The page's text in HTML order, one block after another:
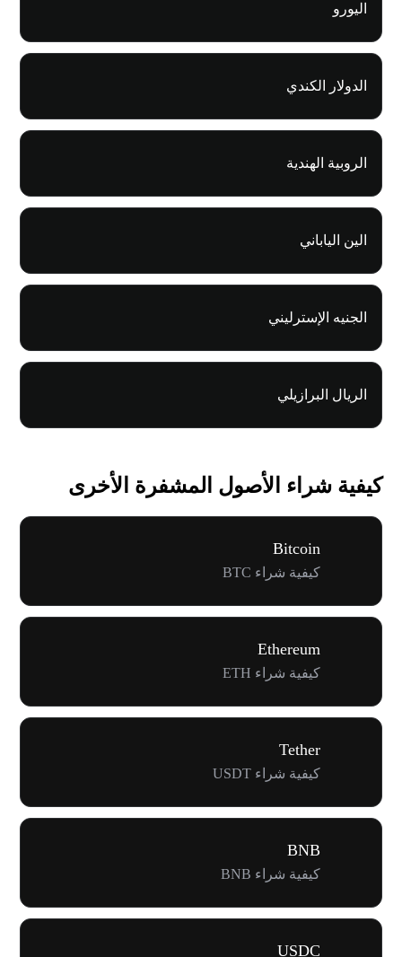
اليورو
الدولار الكندي
الروبية الهندية
الين الياباني
الجنيه الإسترليني
الريال البرازيلي
كيفية شراء الأصول المشفرة الأخرى
Bitcoin
كيفية شراء BTC
Ethereum
كيفية شراء ETH
Tether
كيفية شراء USDT
BNB
كيفية شراء BNB
USDC